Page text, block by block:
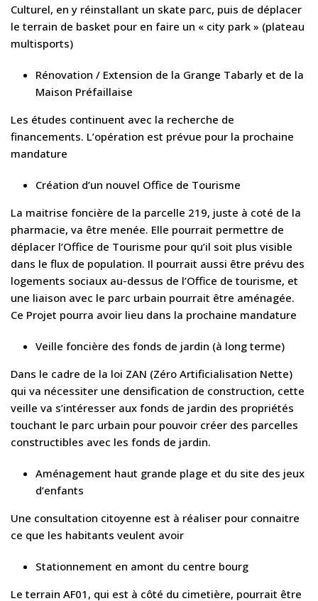
Culturel, en y réinstallant un skate parc, puis de déplacer
le terrain de basket pour en faire un « city park » (plateau
multisports)
Rénovation / Extension de la Grange Tabarly et de la
Maison Préfaillaise
Les études continuent avec la recherche de
financements. L’opération est prévue pour la prochaine
mandature
Création d’un nouvel Office de Tourisme
La maitrise foncière de la parcelle 219, juste à coté de la
pharmacie, va être menée. Elle pourrait permettre de
déplacer l’Office de Tourisme pour qu’il soit plus visible
dans le flux de population. Il pourrait aussi être prévu des
logements sociaux au-dessus de l’Office de tourisme, et
une liaison avec le parc urbain pourrait être aménagée.
Ce Projet pourra avoir lieu dans la prochaine mandature
Veille foncière des fonds de jardin (à long terme)
Dans le cadre de la loi ZAN (Zéro Artificialisation Nette)
qui va nécessiter une densification de construction, cette
veille va s’intéresser aux fonds de jardin des propriétés
touchant le parc urbain pour pouvoir créer des parcelles
constructibles avec les fonds de jardin.
Aménagement haut grande plage et du site des jeux
d’enfants
Une consultation citoyenne est à réaliser pour connaitre
ce que les habitants veulent avoir
Stationnement en amont du centre bourg
Le terrain AF01, qui est à côté du cimetière, pourrait être